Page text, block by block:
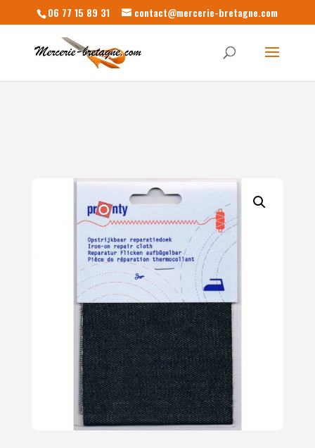
06 77 15 89 31 contact@mercerie-bretagne.com